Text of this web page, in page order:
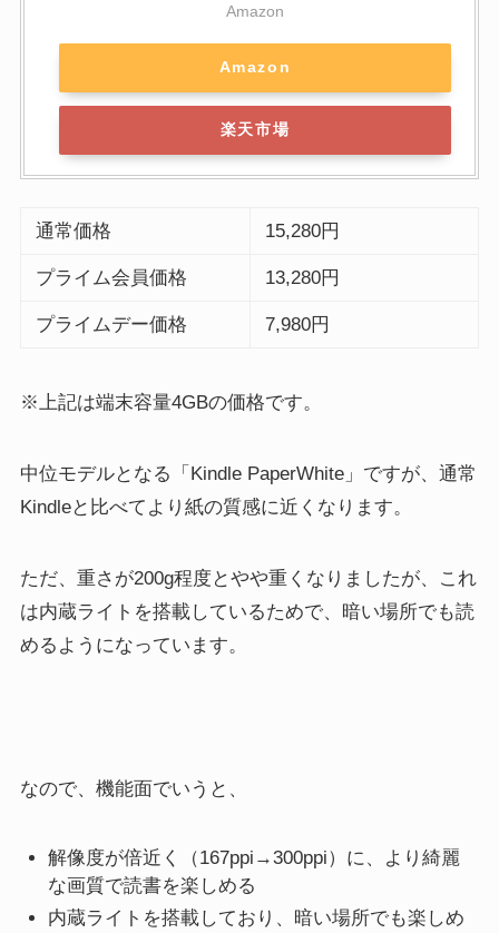
Amazon
Amazon
楽天市場
通常価格 15,280円
プライム会員価格 13,280円
プライムデー価格 7,980円
※上記は端末容量4GBの価格です。
中位モデルとなる「Kindle PaperWhite」ですが、通常
Kindleと比べてより紙の質感に近くなります。
ただ、重さが200g程度とやや重くなりましたが、これ
は内蔵ライトを搭載しているためで、暗い場所でも読
めるようになっています。
なので、機能面でいうと、
解像度が倍近く（167ppi→300ppi）に、より綺麗
な画質で読書を楽しめる
内蔵ライトを搭載しており、暗い場所でも楽しめ